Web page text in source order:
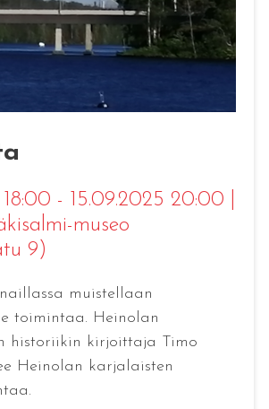
18:00 - 15.09.2025 20:00
museo
9)
muistellaan
toimintaa. Heinolan
historiikin kirjoittaja Timo
Heinolan karjalaisten